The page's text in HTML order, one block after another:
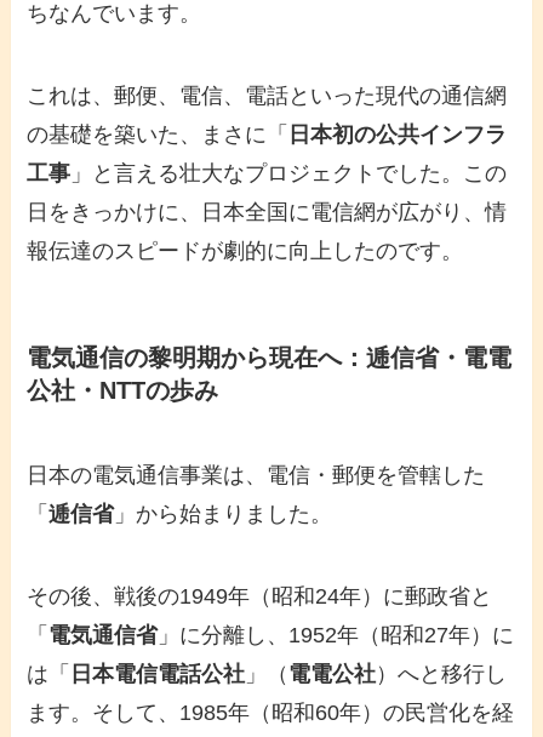
ちなんでいます。
これは、郵便、電信、電話といった現代の通信網
の基礎を築いた、まさに「 日本初の公共インフラ
工事 」と言える壮大なプロジェクトでした。この
日をきっかけに、日本全国に電信網が広がり、情
報伝達のスピードが劇的に向上したのです。
電気通信の黎明期から現在へ：逓信省・電電
公社・NTTの歩み
日本の電気通信事業は、電信・郵便を管轄した
「逓信省」から始まりました。
その後、戦後の1949年（昭和24年）に郵政省と
「 電気通信省」に分離し、1952年（昭和27年）に
は「 日本電信電話公社 」（ 電電公社）へと移行し
ます。そして、1985年（昭和60年）の民営化を経